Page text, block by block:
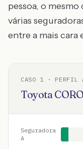
pessoa, o
várias
entre a mais cara
CASO 1 · PERFIL
Toyota
Seguradora
A